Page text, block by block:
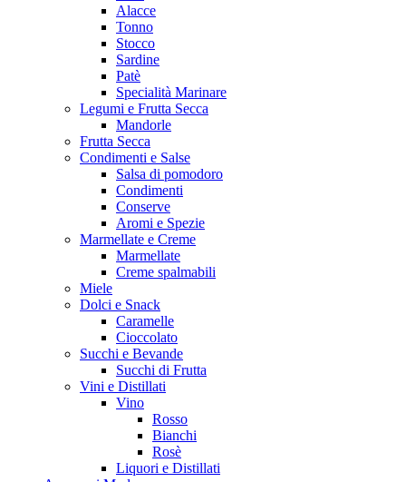
Alacce
Tonno
Stocco
Sardine
Patè
Specialità Marinare
Legumi e Frutta Secca
Mandorle
Frutta Secca
Condimenti e Salse
Salsa di pomodoro
Condimenti
Conserve
Aromi e Spezie
Marmellate e Creme
Marmellate
Creme spalmabili
Miele
Dolci e Snack
Caramelle
Cioccolato
Succhi e Bevande
Succhi di Frutta
Vini e Distillati
Vino
Rosso
Bianchi
Rosè
Liquori e Distillati